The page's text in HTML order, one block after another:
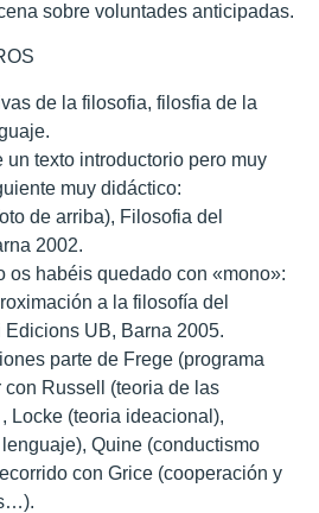
sobre voluntades anticipadas.
de la filosofia, filosfia de la
texto introductorio pero muy
muy didáctico:
de arriba), Filosofia del
2002.
os habéis quedado con «mono»:
a la filosofía del
UB, Barna 2005.
parte de Frege (programa
con Russell (teoria de las
Locke (teoria ideacional),
Quine (conductismo
con Grice (cooperación y